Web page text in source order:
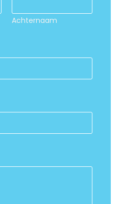
Achternaam